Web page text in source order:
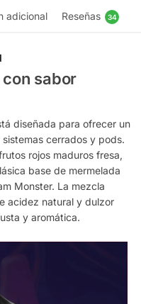
adicional Reseñas 34
sabor
diseñada para ofrecer un
cerrados y pods.
rojos maduros fresa,
base de mermelada
Monster. La mezcla
acidez natural y dulzor
y aromática.